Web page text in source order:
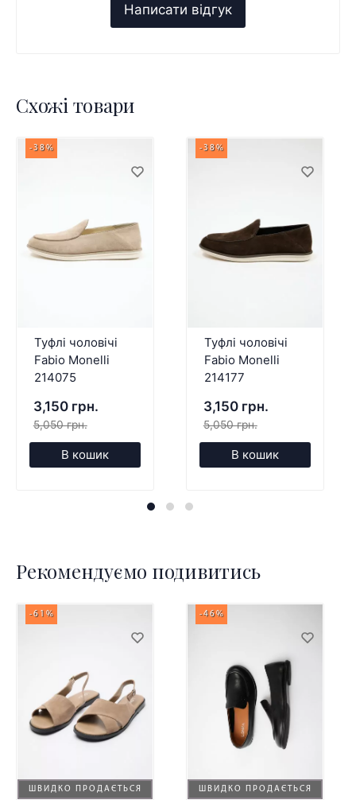
Схожі товари
-38%
Туфлі чоловічі
Fabio Monelli
214075
3,150 грн.
5,050 грн.
В кошик
-38%
Туфлі чоловічі
Fabio Monelli
214177
3,150 грн.
5,050 грн.
В кошик
Рекомендуємо подивитись
ШВИДКО ПРОДАЄТЬСЯ
-61%
ШВИДКО ПРОДАЄТЬСЯ
-46%